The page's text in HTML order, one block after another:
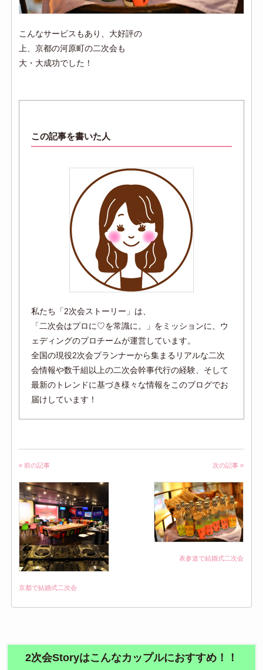
こんなサービスもあり、大好評の
上、京都の河原町の二次会も
大・大成功でした！
この記事を書いた人
私たち「2次会ストーリー」は、
「二次会はプロに♡を常識に。」をミッションに、ウ
ェディングのプロチームが運営しています。
全国の現役2次会プランナーから集まるリアルな二次
会情報や数千組以上の二次会幹事代行の経験、そして
最新のトレンドに基づき様々な情報をこのブログでお
届けしています！
« 前の記事
京都で結婚式二次会
次の記事 »
表参道で結婚式二次会
2次会Storyはこんなカップルにおすすめ！！